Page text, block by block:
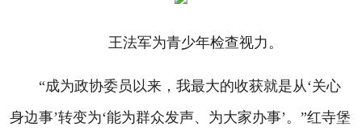
王法军为青少年检查视力。
“成为政协委员以来，我最大的收获就是从‘关心
身边事’转变为‘能为群众发声、为大家办事’。”红寺堡